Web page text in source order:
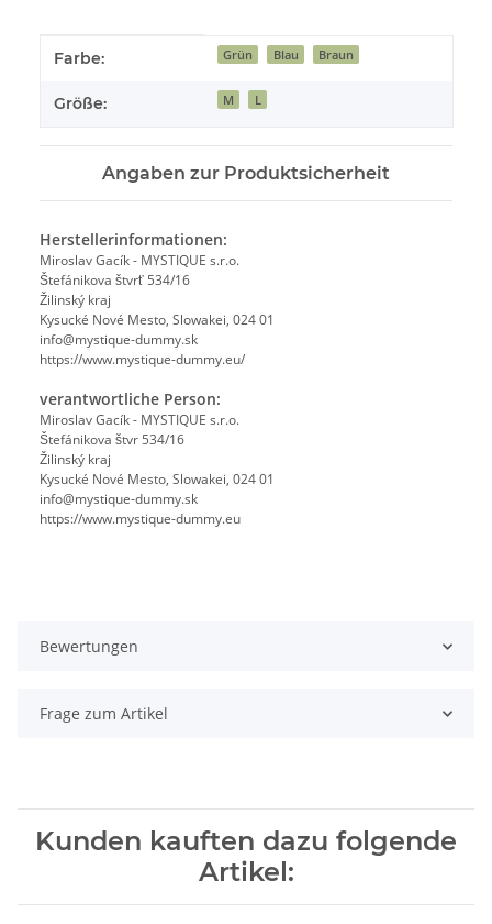
Produkteigenschaft
Wert
Farbe: Grün Blau Braun
Größe: M L
Angaben zur Produktsicherheit
Herstellerinformationen:
Miroslav Gacík - MYSTIQUE s.r.o.
Štefánikova štvrť 534/16
Žilinský kraj
Kysucké Nové Mesto, Slowakei, 024 01
info@mystique-dummy.sk
https://www.mystique-dummy.eu/
verantwortliche Person:
Miroslav Gacík - MYSTIQUE s.r.o.
Štefánikova štvr 534/16
Žilinský kraj
Kysucké Nové Mesto, Slowakei, 024 01
info@mystique-dummy.sk
https://www.mystique-dummy.eu
Bewertungen
Frage zum Artikel
Kunden kauften dazu folgende
Artikel: